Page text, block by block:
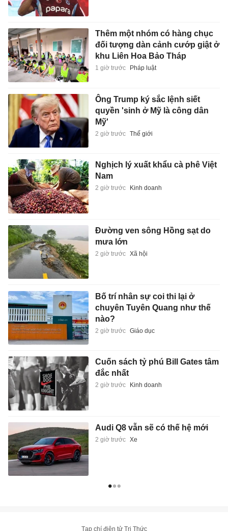
Thêm một nhóm có hàng chục
đối tượng dàn cảnh cướp giật ở
khu Liên Hoa Bảo Tháp
1 giờ trước Pháp luật
Ông Trump ký sắc lệnh siết
quyền 'sinh ở Mỹ là công dân
Mỹ'
2 giờ trước Thế giới
Nghịch lý xuất khẩu cà phê Việt
Nam
2 giờ trước Kinh doanh
Đường ven sông Hồng sạt do
mưa lớn
2 giờ trước Xã hội
Bố trí nhân sự coi thi lại ở
chuyên Tuyên Quang như thế
nào?
2 giờ trước Giáo dục
Cuốn sách tỷ phú Bill Gates tâm
đắc nhất
2 giờ trước Kinh doanh
Audi Q8 vẫn sẽ có thế hệ mới
2 giờ trước Xe
Tạp chí điện tử Tri Thức